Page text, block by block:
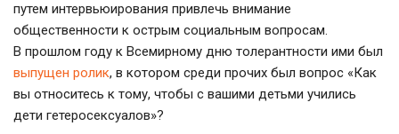
путем интервьюирования привлечь внимание
общественности к острым социальным вопросам.
В прошлом году к Всемирному дню толерантности ими был
выпущен ролик, в котором среди прочих был вопрос «Как
вы относитесь к тому, чтобы с вашими детьми учились
дети гетеросексуалов»?